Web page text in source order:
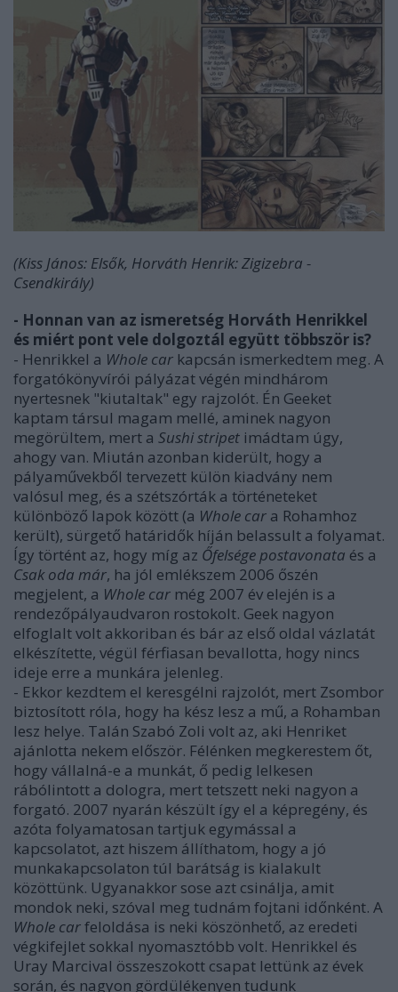
(Kiss János: Elsők, Horváth Henrik: Zigizebra -
Csendkirály)
- Honnan van az ismeretség Horváth Henrikkel
és miért pont vele dolgoztál együtt többször is?
- Henrikkel a Whole car kapcsán ismerkedtem meg. A
forgatókönyvírói pályázat végén mindhárom
nyertesnek "kiutaltak" egy rajzolót. Én Geeket
kaptam társul magam mellé, aminek nagyon
megörültem, mert a Sushi stripet imádtam úgy,
ahogy van. Miután azonban kiderült, hogy a
pályaművekből tervezett külön kiadvány nem
valósul meg, és a szétszórták a történeteket
különböző lapok között (a Whole car a Rohamhoz
került), sürgető határidők híján belassult a folyamat.
Így történt az, hogy míg az Őfelsége postavonata és a
Csak oda már, ha jól emlékszem 2006 őszén
megjelent, a Whole car még 2007 év elején is a
rendezőpályaudvaron rostokolt. Geek nagyon
elfoglalt volt akkoriban és bár az első oldal vázlatát
elkészítette, végül férfiasan bevallotta, hogy nincs
ideje erre a munkára jelenleg.
- Ekkor kezdtem el keresgélni rajzolót, mert Zsombor
biztosított róla, hogy ha kész lesz a mű, a Rohamban
lesz helye. Talán Szabó Zoli volt az, aki Henriket
ajánlotta nekem először. Félénken megkerestem őt,
hogy vállalná-e a munkát, ő pedig lelkesen
rábólintott a dologra, mert tetszett neki nagyon a
forgató. 2007 nyarán készült így el a képregény, és
azóta folyamatosan tartjuk egymással a
kapcsolatot, azt hiszem állíthatom, hogy a jó
munkakapcsolaton túl barátság is kialakult
közöttünk. Ugyanakkor sose azt csinálja, amit
mondok neki, szóval meg tudnám fojtani időnként. A
Whole carfeloldása is neki köszönhető, az eredeti
végkifejlet sokkal nyomasztóbb volt. Henrikkel és
Uray Marcival összeszokott csapat lettünk az évek
során, és nagyon gördülékenyen tudunk